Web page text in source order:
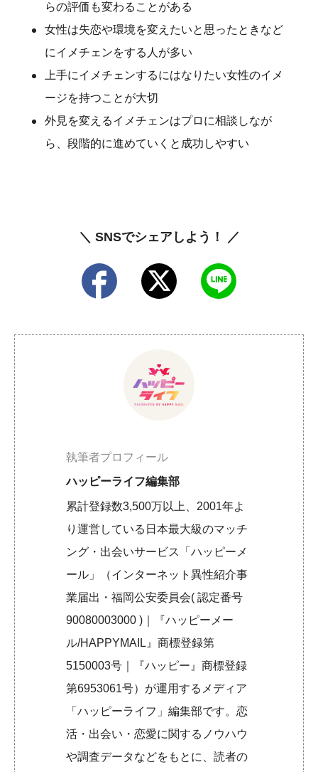
らの評価も変わることがある
女性は失恋や環境を変えたいと思ったときなど
にイメチェンをする人が多い
上手にイメチェンするにはなりたい女性のイメ
ージを持つことが大切
外見を変えるイメチェンはプロに相談しなが
ら、段階的に進めていくと成功しやすい
＼ SNSでシェアしよう！ ／
執筆者プロフィール
ハッピーライフ編集部
累計登録数3,500万以上、2001年よ
り運営している日本最大級のマッチ
ング・出会いサービス「ハッピーメ
ール」（インターネット異性紹介事
業届出・福岡公安委員会( 認定番号
90080003000 )｜『ハッピーメー
ル/HAPPYMAIL』商標登録第
5150003号｜『ハッピー』商標登録
第6953061号）が運用するメディア
「ハッピーライフ」編集部です。恋
活・出会い・恋愛に関するノウハウ
や調査データなどをもとに、読者の